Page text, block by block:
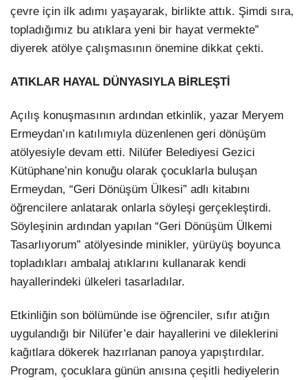
çevre için ilk adımı yaşayarak, birlikte attık. Şimdi sıra,
topladığımız bu atıklara yeni bir hayat vermekte”
diyerek atölye çalışmasının önemine dikkat çekti.
ATIKLAR HAYAL DÜNYASIYLA BİRLEŞTİ
Açılış konuşmasının ardından etkinlik, yazar Meryem
Ermeydan’ın katılımıyla düzenlenen geri dönüşüm
atölyesiyle devam etti. Nilüfer Belediyesi Gezici
Kütüphane’nin konuğu olarak çocuklarla buluşan
Ermeydan, “Geri Dönüşüm Ülkesi” adlı kitabını
öğrencilere anlatarak onlarla söyleşi gerçekleştirdi.
Söyleşinin ardından yapılan “Geri Dönüşüm Ülkemi
Tasarlıyorum” atölyesinde minikler, yürüyüş boyunca
topladıkları ambalaj atıklarını kullanarak kendi
hayallerindeki ülkeleri tasarladılar.
Etkinliğin son bölümünde ise öğrenciler, sıfır atığın
uygulandığı bir Nilüfer’e dair hayallerini ve dileklerini
kağıtlara dökerek hazırlanan panoya yapıştırdılar.
Program, çocuklara günün anısına çeşitli hediyelerin